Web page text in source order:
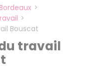
Bouscat
travail